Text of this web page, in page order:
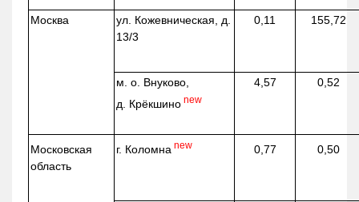
Москва ул. Кожевническая , д.
13/3
0,11 155,72
м. о. Внуково,
д. Крёкшино new
4,57 0,52
Московская
область
г. Коломна new 0,77 0,50